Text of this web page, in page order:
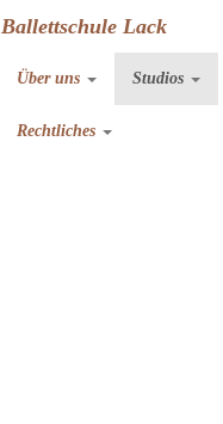
Ballettschule Lack
Über uns Studios
Rechtliches